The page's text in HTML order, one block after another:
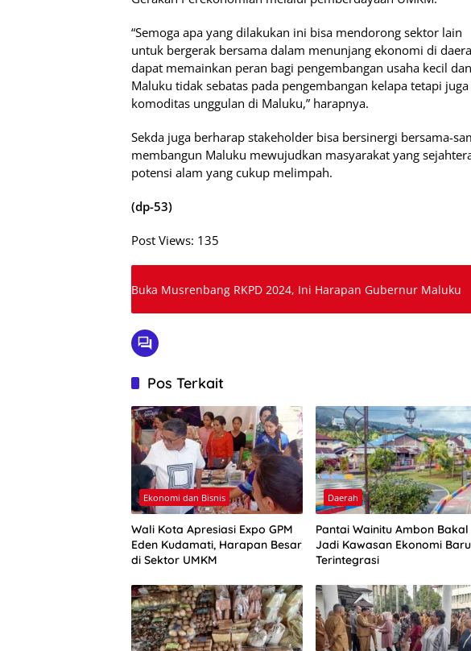
“Semoga apa yang dilakukan ini bisa mendorong sektor lain
untuk bergerak bersama dalam menunjang ekonomi di
dapat memainkan peran bagi pengembangan usaha kecil
Maluku tidak sebatas pada pengembangan kelapa tetapi
komoditas unggulan di Maluku,” harapnya.
Sekda juga berharap stakeholder bisa bersinergi bersama-
membangun Maluku mewujudkan masyarakat yang
potensi alam yang cukup melimpah.
(dp-53)
Post Views: 135
Buka Musrenbang RKPD 2024, Ini Harapan Gubernur Maluku
Pos Terkait
Ekonomi dan Bisnis
Wali Kota Apresiasi Expo GPM
Eden Kudamati, Harapan Besar
di Sektor UMKM
Daerah
Pantai Wainitu Ambon Bakal
Jadi Kawasan Ekonomi Baru
Terintegrasi